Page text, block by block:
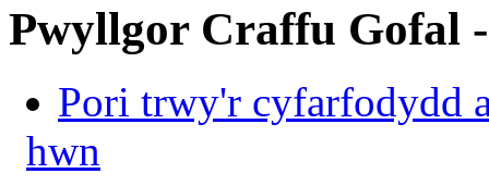
Pwyllgor Craffu Gofal
Pori trwy'r cyfarfodydd
hwn